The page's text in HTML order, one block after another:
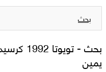
بحث
بحث - تويوتا
يمين